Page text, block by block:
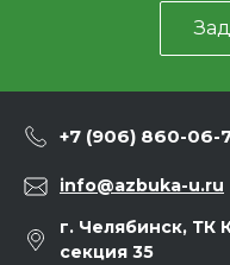
+7 (906) 860-06-
info@azbuka-u.ru
г. Челябинск, ТК
секция 35